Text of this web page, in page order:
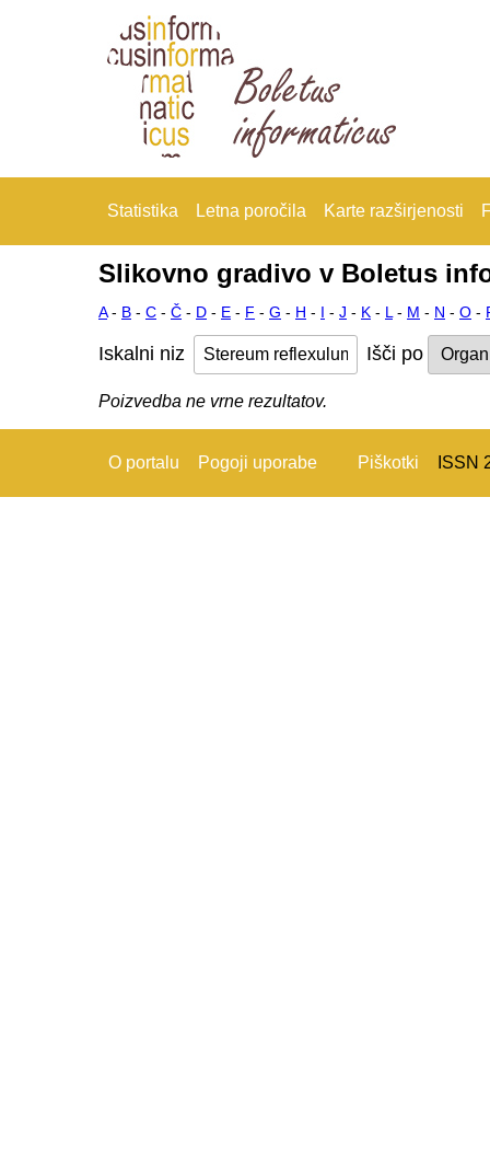
Statistika Letna poročila Karte razširjenosti
Slikovno gradivo v Boletus
A- B - C - Č - D - E - F - G - H - I - J - K - L - M - N - O -
Iskalni niz Išči po
Poizvedba ne vrne rezultatov.
O portalu Pogoji uporabe Piškotki ISSN